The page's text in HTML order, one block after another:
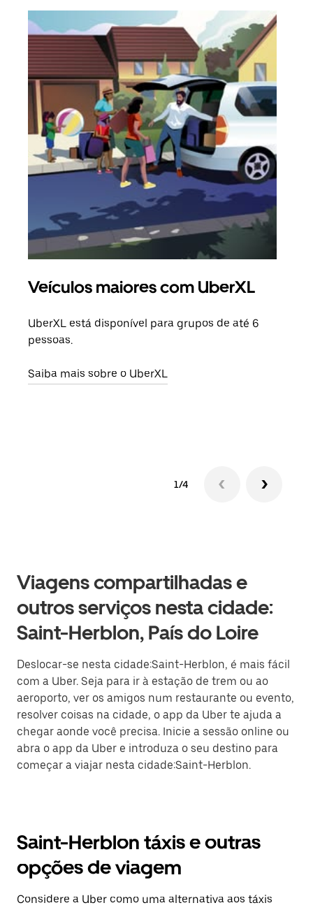
Veículos maiores com UberXL
UberXL está disponível para grupos de até 6
pessoas.
Saiba mais sobre o UberXL
1/4
Viagens compartilhadas e
outros serviços nesta cidade:
Saint-Herblon, País do Loire
Deslocar-se nesta cidade:Saint-Herblon, é mais fácil
com a Uber. Seja para ir à estação de trem ou ao
aeroporto, ver os amigos num restaurante ou evento,
resolver coisas na cidade, o app da Uber te ajuda a
chegar aonde você precisa. Inicie a sessão online ou
abra o app da Uber e introduza o seu destino para
começar a viajar nesta cidade:Saint-Herblon.
Saint-Herblon táxis e outras
opções de viagem
Considere a Uber como uma alternativa aos táxis